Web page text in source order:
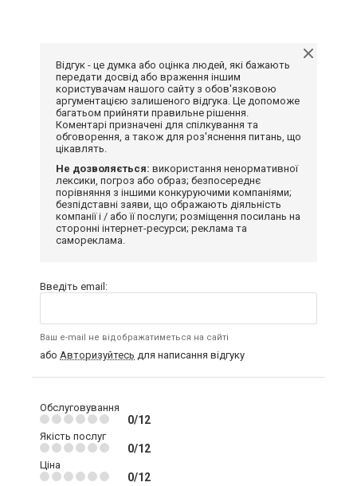
Відгук - це думка або оцінка людей, які бажають
передати досвід або враження іншим
користувачам нашого сайту з обов'язковою
аргументацією залишеного відгука. Це допоможе
багатьом прийняти правильне рішення.
Коментарі призначені для спілкування та
обговорення, а також для роз'яснення питань, що
цікавлять.
Не дозволяється: використання ненормативної
лексики, погроз або образ; безпосереднє
порівняння з іншими конкуруючими компаніями;
безпідставні заяви, що ображають діяльність
компанії і / або її послуги; розміщення посилань на
сторонні інтернет-ресурси; реклама та
самореклама.
Введіть email:
Ваш e-mail не відображатиметься на сайті
або Авторизуйтесь для написання відгуку
Обслуговування
0/12
Якість послуг
0/12
Ціна
0/12